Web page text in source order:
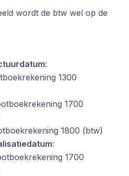
wordt de btw wel op de
:
1300
1700
1800 (btw)
:
1700